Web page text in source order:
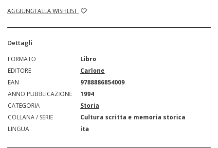
AGGIUNGI ALLA WISHLIST
Dettagli
FORMATO
Libro
EDITORE
Carlone
EAN
9788886854009
ANNO PUBBLICAZIONE
1994
CATEGORIA
Storia
COLLANA / SERIE
Cultura scritta e memoria storica
LINGUA
ita